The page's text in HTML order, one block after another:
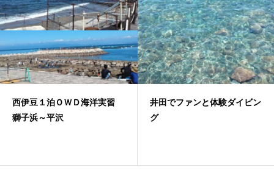
西伊豆１泊ＯＷＤ海洋実習
獅子浜～平沢
井田でファンと体験ダイビン
グ